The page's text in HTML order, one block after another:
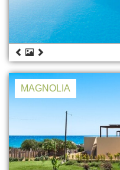
MAGNOLIA